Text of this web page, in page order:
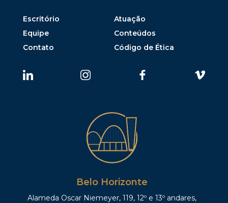
Escritório
Atuação
Equipe
Conteúdos
Contato
Código de Ética
Belo Horizonte
Alameda Oscar Niemeyer, 119, 12º e 13º andares,